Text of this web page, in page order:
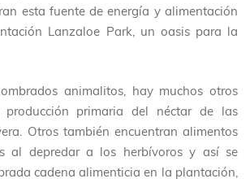
esta fuente de energía y alimentación
Lanzaloe Park, un oasis para la
animalitos, hay muchos otros
primaria del néctar de las
Otros también encuentran alimentos
al depredar a los herbívoros y así se
cadena alimenticia en la plantación,